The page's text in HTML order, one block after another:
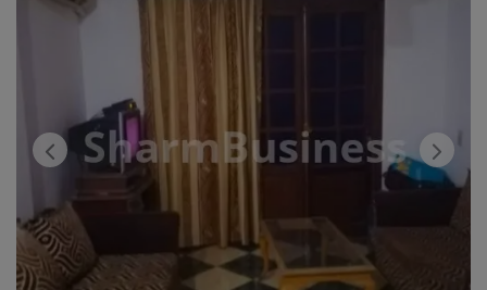
Home
Lista dei desideri
Design di Interni e Arredamenti
Contatti
Accedi